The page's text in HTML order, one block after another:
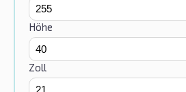
Höhe
Zoll